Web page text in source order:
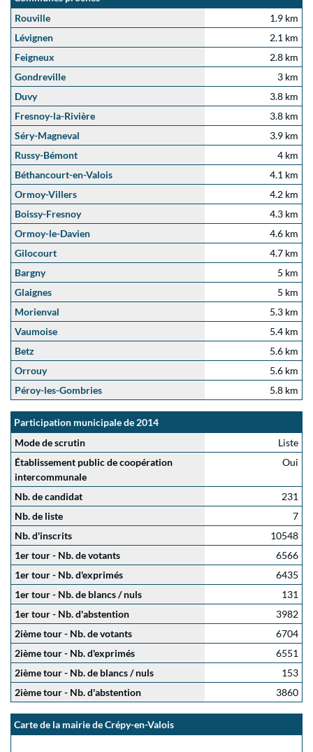
Rouville
1.9 km
Lévignen
2.1 km
Feigneux
2.8 km
Gondreville
3 km
Duvy
3.8 km
Fresnoy-la-Rivière
3.8 km
Séry-Magneval
3.9 km
Russy-Bémont
4 km
Béthancourt-en-Valois
4.1 km
Ormoy-Villers
4.2 km
Boissy-Fresnoy
4.3 km
Ormoy-le-Davien
4.6 km
Gilocourt
4.7 km
Bargny
5 km
Glaignes
5 km
Morienval
5.3 km
Vaumoise
5.4 km
Betz
5.6 km
Orrouy
5.6 km
Péroy-les-Gombries
5.8 km
Participation municipale de 2014
Mode de scrutin
Liste
Établissement public de coopération
intercommunale
Oui
Nb. de candidat
231
Nb. de liste
7
Nb. d'inscrits
10548
1er tour - Nb. de votants
6566
1er tour - Nb. d'exprimés
6435
1er tour - Nb. de blancs / nuls
131
1er tour - Nb. d'abstention
3982
2ième tour - Nb. de votants
6704
2ième tour - Nb. d'exprimés
6551
2ième tour - Nb. de blancs / nuls
153
2ième tour - Nb. d'abstention
3860
Carte de la mairie de Crépy-en-Valois